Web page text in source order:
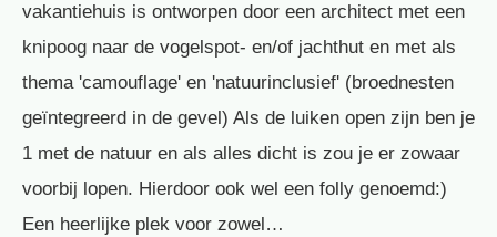
vakantiehuis is ontworpen door een architect met een
knipoog naar de vogelspot- en/of jachthut en met als
thema 'camouflage' en 'natuurinclusief' (broednesten
geïntegreerd in de gevel) Als de luiken open zijn ben je
1 met de natuur en als alles dicht is zou je er zowaar
voorbij lopen. Hierdoor ook wel een folly genoemd:)
Een heerlijke plek voor zowel…